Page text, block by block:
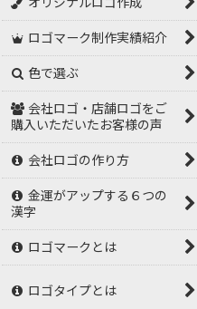
ロゴマーク制作実績紹介
色で選ぶ
会社ロゴ・店舗ロゴをご
購入いただいたお客様の声
会社ロゴの作り方
金運がアップする６つの
漢字
ロゴマークとは
ロゴタイプとは